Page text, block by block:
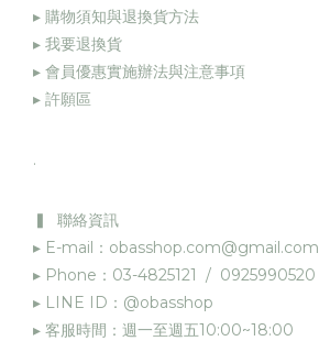
▸ 購物須知與退換貨方法
▸ 我要退換貨
▸ 會員優惠實施辦法與注意事項
▸ 許願區
.
▍ 聯絡資訊
▸ E-mail：obasshop.com@gmail.com
▸ Phone：03-4825121 / 0925990520
▸ LINE ID：@obasshop
▸ 客服時間：週一至週五10:00~18:00